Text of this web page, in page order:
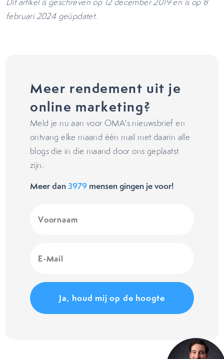
februari 2024 geüpdatet.
Meer rendement uit je
online marketing?
Meld je nu aan voor OMA's nieuwsbrief en
ontvang elke maand één mail met daarin alle
blogs die in die maand door ons geplaatst
zijn.
Meer dan3979 mensen gingen je voor!
(Vereist)
Mail